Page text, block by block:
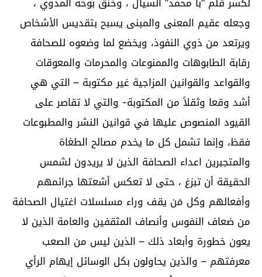
وجعله عقيم المعنى والمبنى يسبح بتقديس الأشخاص
ويرتعد من ذوي النفوذ، ويخضع لما وضعوه للصحافة
رقابة الطابوهات والممنوعات والمحرمات والمعوقات
والقواعد والقوانين المزاجية غير مكتوبة – التي هي
أشد وقعا وثقلاً من المكتوبة- والتي لا تقاصر على
القيود المنصوص عليها في قوانين النشر والمطبوعات
فقظ، وإنما تشمل كل ما يخدم مصالح الطغاة
والمتجبرين اعداء الصحافة الذين لا يريدون لشمس
الحقيقة أن تبزغ ، حتى لا تعكس أشعتها جرائمهم
وأفعالهم وكل مَن يقف وراء مسلسلات اغتيال الصحافة
من ضعاف النفوس وأنصاف المثقفين والعامة الذين لا
يعون خطورة وأبعاد ذلك – الذين ليس من الصعب
معرفتهم – والذين يحاولون بكل الوسائل إيهام الرأي